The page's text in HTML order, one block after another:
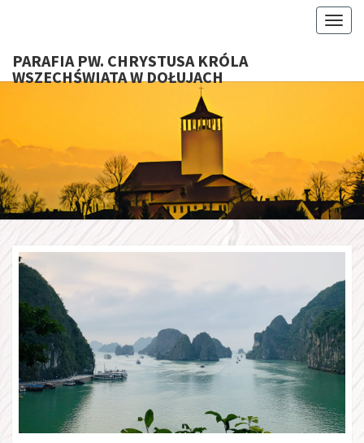
PARAFIA PW. CHRYSTUSA KRÓLA
WSZECHŚWIATA W DOŁUJACH
W